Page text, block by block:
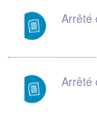
Arrêté
Arrêté